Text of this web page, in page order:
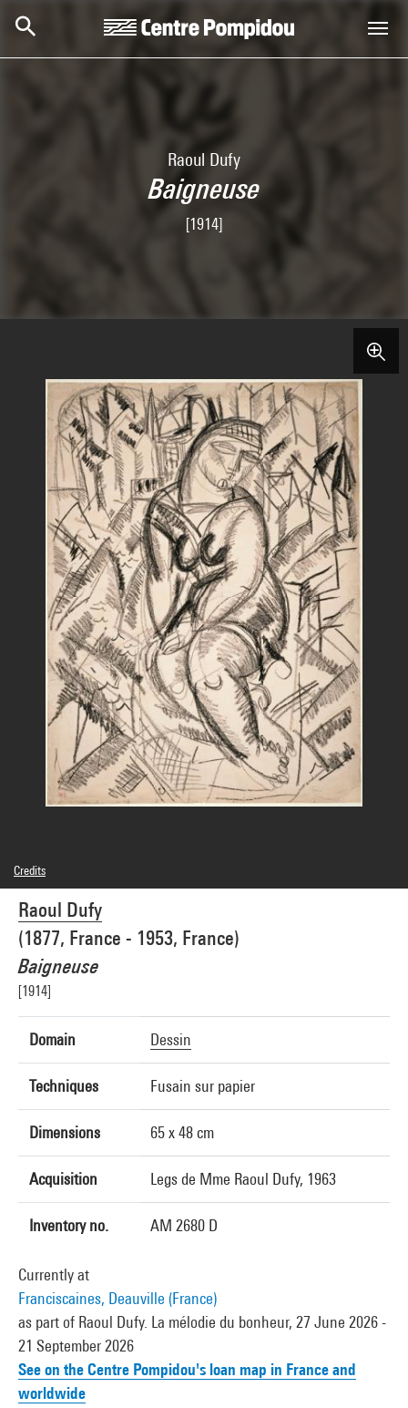
Centre Pompidou
Raoul Dufy
Baigneuse
[1914]
Raoul Dufy
(1877, France - 1953, France)
Baigneuse
[1914]
Domain Dessin
Techniques Fusain sur papier
Dimensions 65 x 48 cm
Acquisition Legs de Mme Raoul Dufy, 1963
Inventory no. AM 2680 D
Currently at
Franciscaines, Deauville (France)
as part of Raoul Dufy. La mélodie du bonheur, 27 June 2026 -
21 September 2026
See on the Centre Pompidou's loan map in France and
worldwide
Credits
Domaine public
Photo credits : Centre Pompidou, MNAM-CCI/Bertrand Prévost/Dist. GrandPalaisRmn
Image reference : 4R12633 [1998 CX 0710]
Image presentation :GrandPalaisRmnPhoto